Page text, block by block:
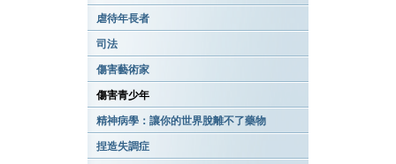
虐待年長者
司法
傷害藝術家
傷害青少年
精神病學：讓你的世界脫離不了藥物
捏造失調症